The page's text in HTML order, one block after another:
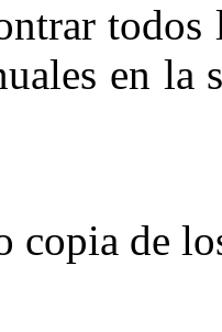
en la
copia de